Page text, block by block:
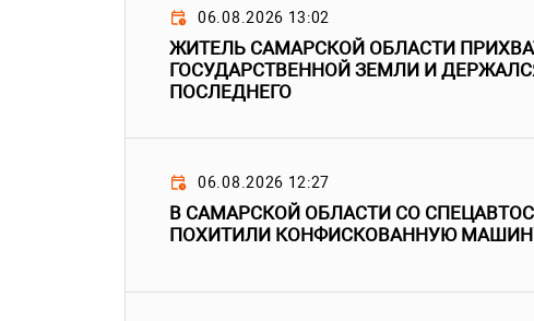
06.08.2026 13:02
ЖИТЕЛЬ САМАРСКОЙ ОБЛАСТИ
ГОСУДАРСТВЕННОЙ ЗЕМЛИ И
ПОСЛЕДНЕГО
06.08.2026 12:27
В САМАРСКОЙ ОБЛАСТИ СО
ПОХИТИЛИ КОНФИСКОВАННУЮ